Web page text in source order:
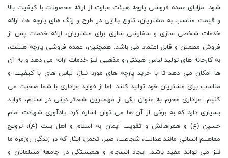
شود. مزایای عمده فروشی پارچه هیئت عبارت از ارائه محصولات با کیفیت بالا
و قیمت مناسب به مشتریان، تنوع بالایی در طرح و رنگ های پارچه ها، ارائه
خدمات شخصی سازی و سفارشی سازی برای مشتریان، ارائه خدمات پس از
فروش مطمئن و قابل اعتماد می باشد. همچنین، عمده فروشی پارچه هیئت،
به کارخانه های تولید لباس هیئتی و مذهبی نیز خدمات ارائه می دهد و به آن
ها امکان می دهد تا با خرید پارچه های مورد نیاز، لباس های با کیفیت و
مناسب برای مشتریان خود تولید کنند. اما از فواید عزاداری با شما صحبت می
کنیم. عزاداری محرم به عنوان یکی از مهمترین شعائر دینی در اسلام، فواید
بسیاری دارد که به برخی از آن ها می توان اشاره کرد. یادآوری شهادت امام
حسین (ع) و همراهانش و تقویت ایمان به اسلام و اهل بیت (ع)، ترویج
مفاهیم انسانی مانند عدالت، شجاعت، صبر، تحمل، ایثار که در زندگی روزمره ما
نیز می تواند مفید باشد. ایجاد انسجام و همبستگی در جامعه مسلمانان و